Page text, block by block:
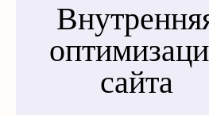
сайта